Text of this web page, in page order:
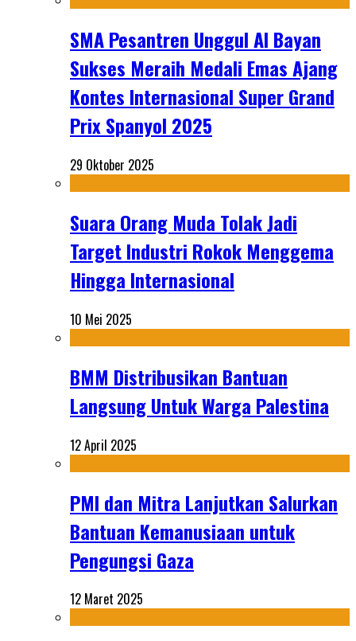
SMA Pesantren Unggul Al Bayan
Sukses Meraih Medali Emas Ajang
Kontes Internasional Super Grand
Prix Spanyol 2025
29 Oktober 2025
Suara Orang Muda Tolak Jadi
Target Industri Rokok Menggema
Hingga Internasional
10 Mei 2025
BMM Distribusikan Bantuan
Langsung Untuk Warga Palestina
12 April 2025
PMI dan Mitra Lanjutkan Salurkan
Bantuan Kemanusiaan untuk
Pengungsi Gaza
12 Maret 2025